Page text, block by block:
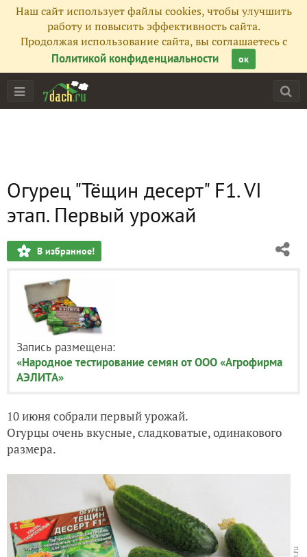
Наш сайт использует файлы cookies, чтобы улучшить
работу и повысить эффективность сайта.
Продолжая использование сайта, вы соглашаетесь с
Политикой конфиденциальности
ок
Огурец "Тёщин десерт" F1. VI
этап. Первый урожай
В избранное!
Запись размещена:
«Народное тестирование семян от ООО «Агрофирма
АЭЛИТА»
10 июня собрали первый урожай.
Огурцы очень вкусные, сладковатые, одинакового
размера.